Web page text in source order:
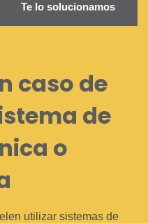
Te lo solucionamos
caso de
de
o
utilizar sistemas de